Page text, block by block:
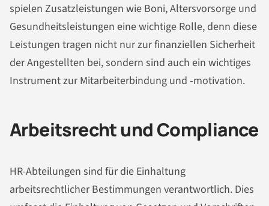
spielen Zusatzleistungen wie Boni, Altersvorsorge und
Gesundheitsleistungen eine wichtige Rolle, denn diese
Leistungen tragen nicht nur zur finanziellen Sicherheit
der Angestellten bei, sondern sind auch ein wichtiges
Instrument zur Mitarbeiterbindung und -motivation.
Arbeitsrecht und Compliance
HR-Abteilungen sind für die Einhaltung
arbeitsrechtlicher Bestimmungen verantwortlich. Dies